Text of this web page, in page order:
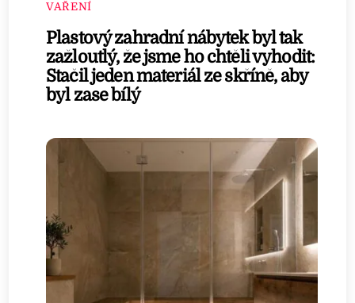
VAŘENÍ
Plastový zahradní nábytek byl tak
zažloutlý, že jsme ho chtěli vyhodit:
Stačil jeden materiál ze skříně, aby
byl zase bílý